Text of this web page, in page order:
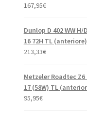
167,95€
Dunlop D 402 WW H/
16 72H TL (anteriore)
213,33€
Metzeler Roadtec Z6
17 (58W) TL
95,95€